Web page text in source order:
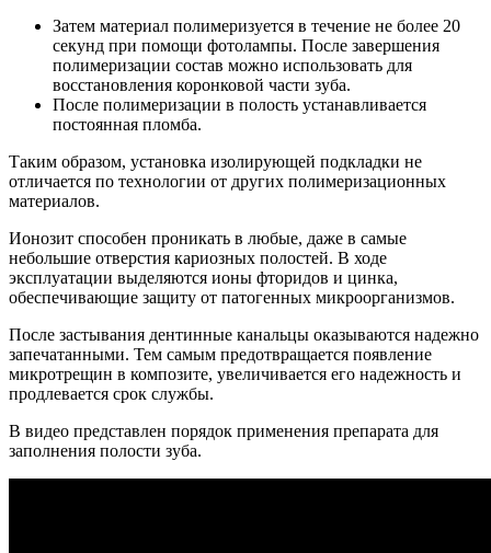
Затем материал полимеризуется в течение не более 20
секунд при помощи фотолампы. После завершения
полимеризации состав можно использовать для
восстановления коронковой части зуба.
После полимеризации в полость устанавливается
постоянная пломба.
Таким образом, установка изолирующей подкладки не
отличается по технологии от других полимеризационных
материалов.
Ионозит способен проникать в любые, даже в самые
небольшие отверстия кариозных полостей. В ходе
эксплуатации выделяются ионы фторидов и цинка,
обеспечивающие защиту от патогенных микроорганизмов.
После застывания дентинные канальцы оказываются надежно
запечатанными. Тем самым предотвращается появление
микротрещин в композите, увеличивается его надежность и
продлевается срок службы.
В видео представлен порядок применения препарата для
заполнения полости зуба.